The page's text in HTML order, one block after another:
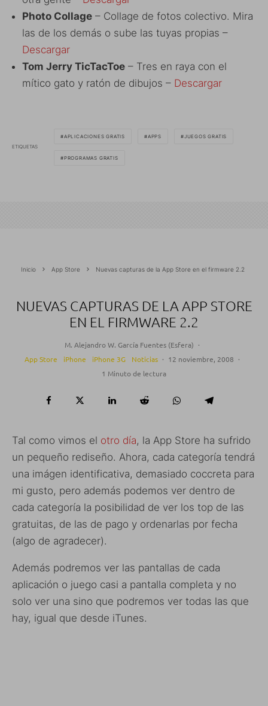
Photo Collage – Collage de fotos colectivo. Mira
las de los demás o sube las tuyas propias –
Descargar
Tom Jerry TicTacToe – Tres en raya con el
mítico gato y ratón de dibujos – Descargar
ETIQUETAS
APLICACIONES GRATIS APPS JUEGOS GRATIS
PROGRAMAS GRATIS
Inicio App Store Nuevas capturas de la App Store en el firmware 2.2
NUEVAS CAPTURAS DE LA APP STORE
EN EL FIRMWARE 2.2
M. Alejandro W. García Fuentes (Esfera) ·
App Store
iPhone iPhone 3G Noticias · 12 noviembre, 2008 ·
1 Minuto de lectura
Tal como vimos el otro día, la App Store ha sufrido
un pequeño rediseño. Ahora, cada categoría tendrá
una imágen identificativa, demasiado coccreta para
mi gusto, pero además podemos ver dentro de
cada categoría la posibilidad de ver los top de las
gratuitas, de las de pago y ordenarlas por fecha
(algo de agradecer).
Además podremos ver las pantallas de cada
aplicación o juego casi a pantalla completa y no
solo ver una sino que podremos ver todas las que
hay, igual que desde iTunes.